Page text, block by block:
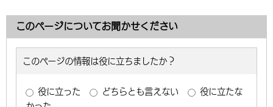
このページについてお聞かせください